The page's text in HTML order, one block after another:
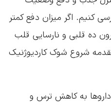
به کاهش ترس و
بروزافسردگی
بدنبال MI
دیازپام و اکسازپام